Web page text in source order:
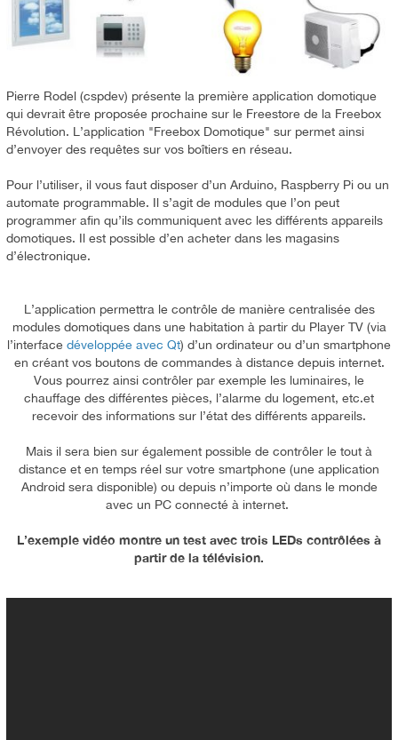
Pierre Rodel (cspdev) présente la première application domotique
qui devrait être proposée prochaine sur le Freestore de la Freebox
Révolution. L’application "Freebox Domotique" sur permet ainsi
d’envoyer des requêtes sur vos boîtiers en réseau.
Pour l’utiliser, il vous faut disposer d’un Arduino, Raspberry Pi ou un
automate programmable. Il s’agit de modules que l’on peut
programmer afin qu’ils communiquent avec les différents appareils
domotiques. Il est possible d’en acheter dans les magasins
d’électronique.
L’application permettra le contrôle de manière centralisée des
modules domotiques dans une habitation à partir du Player TV (via
l’interface développée avec Qt) d’un ordinateur ou d’un smartphone
en créant vos boutons de commandes à distance depuis internet.
Vous pourrez ainsi contrôler par exemple les luminaires, le
chauffage des différentes pièces, l’alarme du logement, etc.et
recevoir des informations sur l’état des différents appareils.
Mais il sera bien sur également possible de contrôler le tout à
distance et en temps réel sur votre smartphone (une application
Android sera disponible) ou depuis n’importe où dans le monde
avec un PC connecté à internet.
L’exemple vidéo montre un test avec trois LEDs contrôlées à
partir de la télévision.